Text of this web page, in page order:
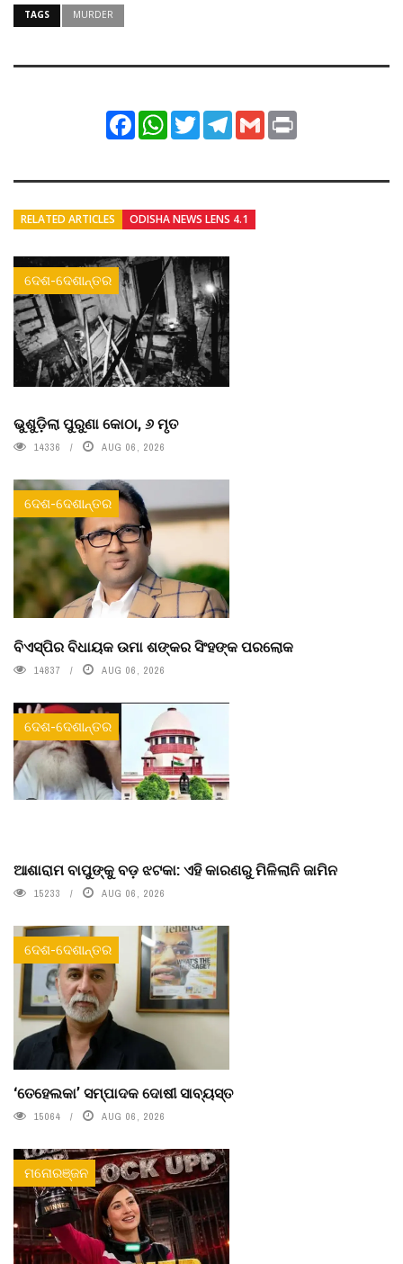
TAGS MURDER
FacebookWhatsApp
TwitterTelegram
Gmail
RELATED ARTICLES ODISHA NEWS LENS 4.1
ଦେଶ-ଦେଶାନ୍ତର
ଭୁଶୁଡ଼ିଲା ପୁରୁଣା କୋଠା, ୬ ମୃତ
14336 AUG 06, 2026
ଦେଶ-ଦେଶାନ୍ତର
ବିଏସ୍‌ପିର ବିଧାୟକ ଉମା ଶଙ୍କର ସିଂହଙ୍କ ପରଲୋକ
14837 AUG 06, 2026
ଦେଶ-ଦେଶାନ୍ତର
ଆଶାରାମ ବାପୁଙ୍କୁ ବଡ଼ ଝଟକା: ଏହି କାରଣରୁ ମିଳିଲାନି ଜାମିନ
15233 AUG 06, 2026
ଦେଶ-ଦେଶାନ୍ତର
‘ତେହେଲକା’ ସମ୍ପାଦକ ଦୋଷୀ ସାବ୍ୟସ୍ତ
15064 AUG 06, 2026
ମନୋରଞ୍ଜନ